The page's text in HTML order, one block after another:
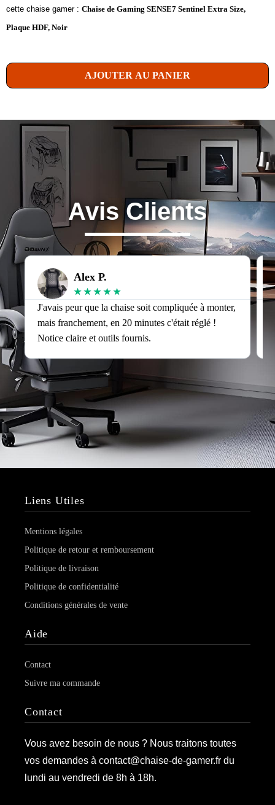
cette chaise gamer : Chaise de Gaming SENSE7 Sentinel Extra Size,
Plaque HDF, Noir
AJOUTER AU PANIER
Avis Clients
Alex P.
★ ★ ★ ★ ★
J'avais peur que la chaise soit compliquée à monter,
mais franchement, en 20 minutes c'était réglé !
Notice claire et outils fournis.
Liens Utiles
Mentions légales
Politique de retour et remboursement
Politique de livraison
Politique de confidentialité
Conditions générales de vente
Aide
Contact
Suivre ma commande
Contact
Vous avez besoin de nous ? Nous traitons toutes
vos demandes à contact@chaise-de-gamer.fr du
lundi au vendredi de 8h à 18h.